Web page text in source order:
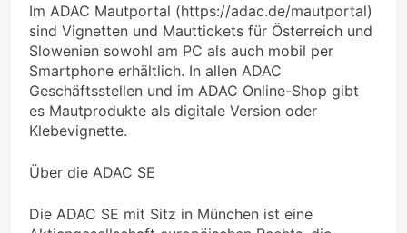
Im ADAC Mautportal (https://adac.de/mautportal)
sind Vignetten und Mauttickets für Österreich und
Slowenien sowohl am PC als auch mobil per
Smartphone erhältlich. In allen ADAC
Geschäftsstellen und im ADAC Online-Shop gibt
es Mautprodukte als digitale Version oder
Klebevignette.
Über die ADAC SE
Die ADAC SE mit Sitz in München ist eine